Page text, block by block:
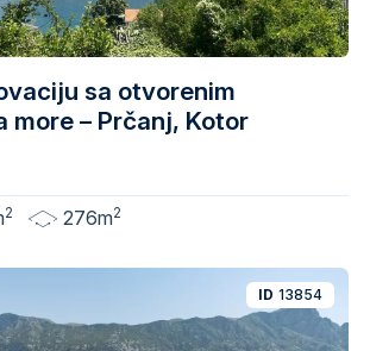
sa otvorenim
more – Prčanj, Kotor
2 276m2
ID 13854